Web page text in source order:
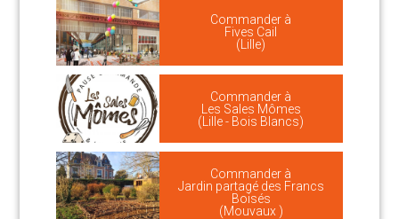
Commander à
Fives Cail
(Lille)
Commander à
Les Sales Mômes
(Lille - Bois Blancs)
Commander à
Jardin partagé des Francs
Boisés
(Mouvaux )